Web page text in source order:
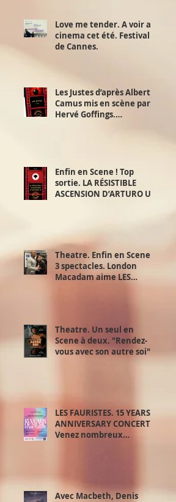
Love me tender. A voir au
cinema cet été. Festival
de Cannes.
Les Justes d’après Albert
Camus mis en scène par
Hervé Goffings.
Enfin en Scene ! Top
sortie. LA RÉSISTIBLE
ASCENSION D’ARTURO UI.
Theatre. Enfin en Scene !
3 spectacles. London
Macadam aime LES
Theatre. Un seul en
Scene à deux. "Rendez-
vous avec son autre soi".
LES FAURISTES. 15 YEARS
ANNIVERSARY CONCERT.
Venez nombreux
Avec Macbeth, Denis